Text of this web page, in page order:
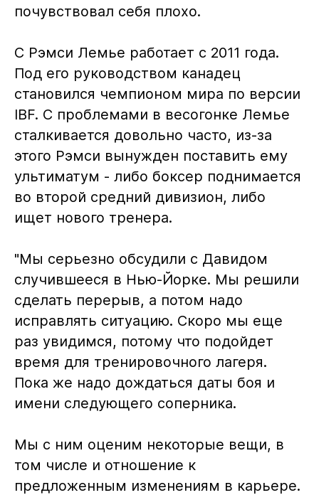
почувствовал себя плохо.
С Рэмси Лемье работает с 2011 года.
Под его руководством канадец
становился чемпионом мира по версии
IBF. С проблемами в весогонке Лемье
сталкивается довольно часто, из-за
этого Рэмси вынужден поставить ему
ультиматум - либо боксер поднимается
во второй средний дивизион, либо
ищет нового тренера.
"Мы серьезно обсудили с Давидом
случившееся в Нью-Йорке. Мы решили
сделать перерыв, а потом надо
исправлять ситуацию. Скоро мы еще
раз увидимся, потому что подойдет
время для тренировочного лагеря.
Пока же надо дождаться даты боя и
имени следующего соперника.
Мы с ним оценим некоторые вещи, в
том числе и отношение к
предложенным изменениям в карьере.